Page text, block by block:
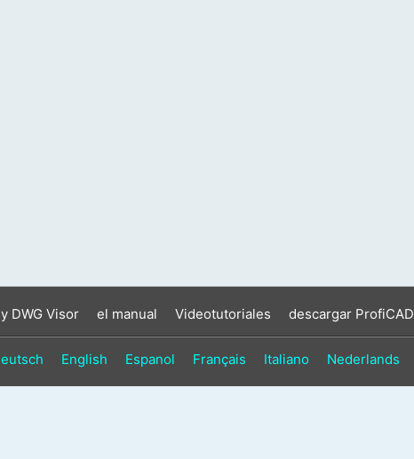
DWG Visor el manual Videotutoriales descargar ProfiCAD
English Espanol Français Italiano Nederlands